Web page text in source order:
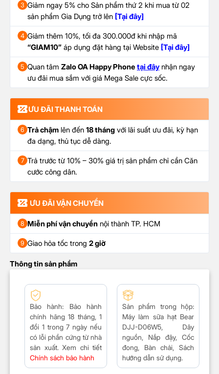
3 Giảm ngay 5% cho Sản phẩm thứ 2 khi mua từ 02
sản phẩm Gia Dụng trở lên [Tại đây]
4 Giảm thêm 10%, tối đa 300.000đ khi nhập mã
“GIAM10” áp dụng đặt hàng tại Website [Tại đây]
5 Quan tâm Zalo OA Happy Phone tại đâynhận ngay
ưu đãi mua sắm với giá Mega Sale cực sốc.
ƯU ĐÃI THANH TOÁN
6 Trả chậm lên đến 18 tháng với lãi suất ưu đãi, kỳ hạn
đa dạng, thủ tục dễ dàng.
7 Trả trước từ 10% – 30% giá trị sản phẩm chỉ cần Căn
cước công dân.
ƯU ĐÃI VẬN CHUYỂN
8 Miễn phí vận chuyển nội thành TP. HCM
9 Giao hỏa tốc trong 2 giờ
Thông tin sản phẩm
Bảo hành: Bảo hành
chính hãng 18 tháng, 1
đổi 1 trong 7 ngày nếu
có lỗi phần cứng từ nhà
sản xuất. Xem chi tiết
Chính sách bảo hành
Sản phẩm trong hộp:
Máy làm sữa hạt Bear
DJJ-D06W5, Dây
nguồn, Nắp đậy, Cốc
đong, Bàn chải, Sách
hướng dẫn sử dụng.